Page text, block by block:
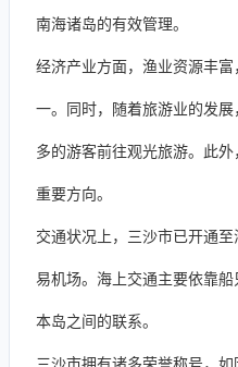
南海诸岛的有效管理。
经济产业方面，渔业资源丰
一。同时，随着旅游业的发
多的游客前往观光旅游。此
重要方向。
交通状况上，三沙市已开通
易机场。海上交通主要依靠
本岛之间的联系。
三沙市拥有诸多荣誉称号，